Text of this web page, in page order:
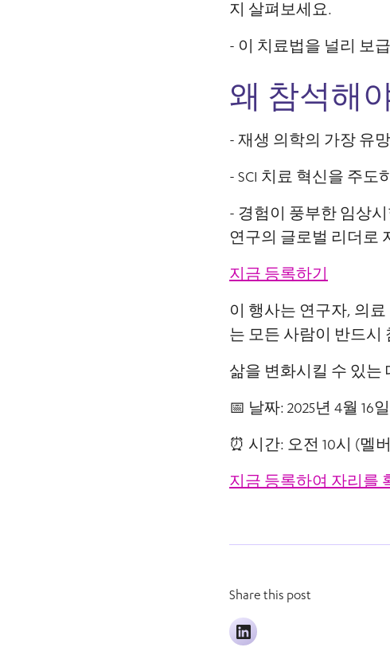
지 살펴보세요.
- 이 치료법을 널리 보
왜 참석해
- 재생 의학의 가장 유
- SCI 치료 혁신을 주
- 경험이 풍부한 임상
연구의 글로벌 리더로
지금 등록하기
이 행사는 연구자, 의
는 모든 사람이 반드시
삶을 변화시킬 수 있는
📅 날짜: 2025년 4월 16일
⏰ 시간: 오전 10시 (멜
지금 등록하여 자리를
Share this post